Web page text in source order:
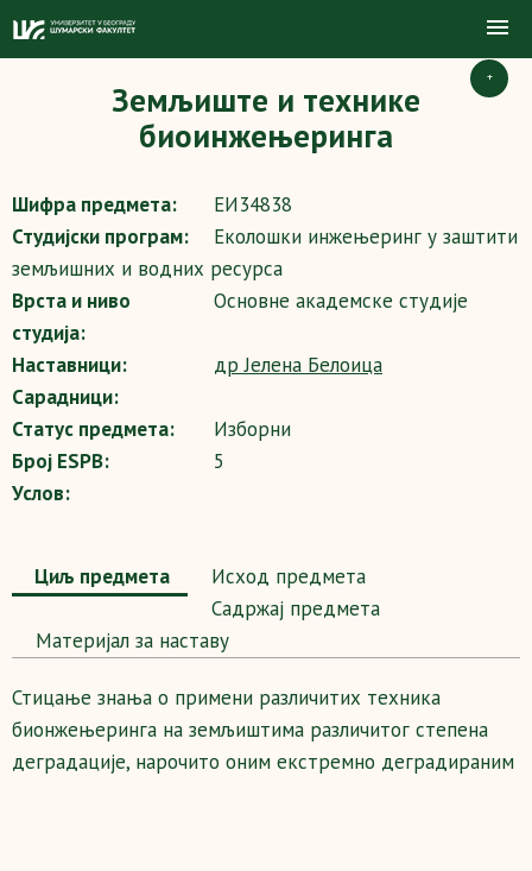
+
Земљиште и технике
биоинжењеринга
Шифра предмета:
ЕИ34838
Студијски програм:
Еколошки инжењеринг у заштити
земљишних и водних ресурса
Врста и ниво
студија:
Основне академске студије
Наставници:
др Јелена Белоица
Сарадници:
Статус предмета:
Изборни
Број ESPB:
5
Услов:
Циљ предмета
Исход предмета
Садржај предмета
Maтеријал за наставу
Стицање знања о примени различитих техника
бионжењеринга на земљиштима различитог степена
деградације, нарочито оним екстремно деградираним